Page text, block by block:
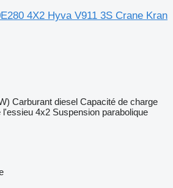
4X2 Hyva V911 3S Crane Kran
Carburant diesel Capacité de charge
l'essieu 4x2 Suspension parabolique